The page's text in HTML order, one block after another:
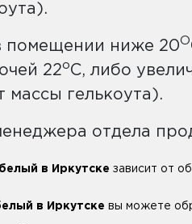
помещении ниже 20О
22оС, либо
массы гелькоута).
отдела
в Иркутске зависит от
в Иркутске вы можете